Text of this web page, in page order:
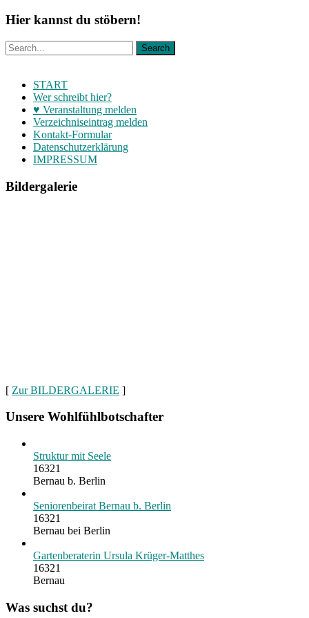
Hier kannst du stöbern!
START
Wer schreibt hier?
♥ Veranstaltung melden
Verzeichniseintrag melden
Kontakt-Formular
Datenschutzerklärung
IMPRESSUM
Bildergalerie
[ Zur BILDERGALERIE ]
Unsere Wohlfühlbotschafter
Struktur mit Seele
16321
Bernau b. Berlin
Seniorenbeirat Bernau b. Berlin
16321
Bernau bei Berlin
Gartenberaterin Ursula Krüger-Matthes
16321
Bernau
Was suchst du?